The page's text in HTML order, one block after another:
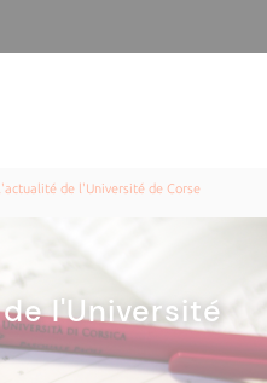
de l'Université de Corse
l'Université